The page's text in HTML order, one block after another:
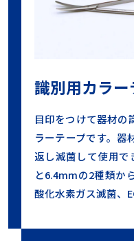
識別用カラー
目印をつけて器材の
ラーテープです。器
返し滅菌して使用で
と6.4mmの2種類か
酸化水素ガス滅菌、